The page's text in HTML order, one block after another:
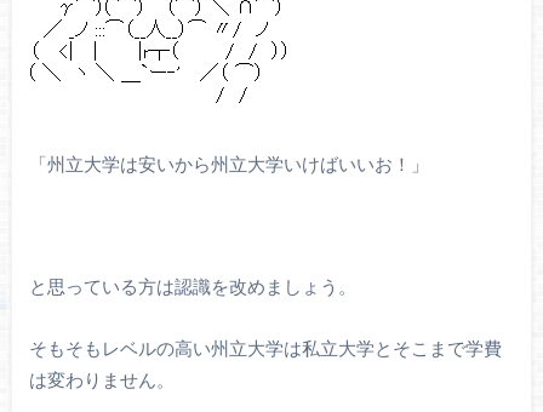
「州立大学は安いから州立大学いけばいいお！」
と思っている方は認識を改めましょう。
そもそもレベルの高い州立大学は私立大学とそこまで学費
は変わりません。